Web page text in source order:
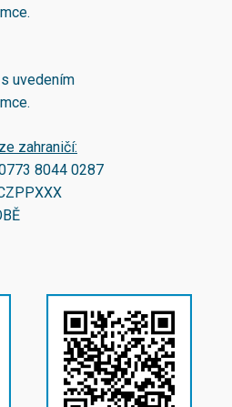
s uvedením
zahraničí:
8044 0287